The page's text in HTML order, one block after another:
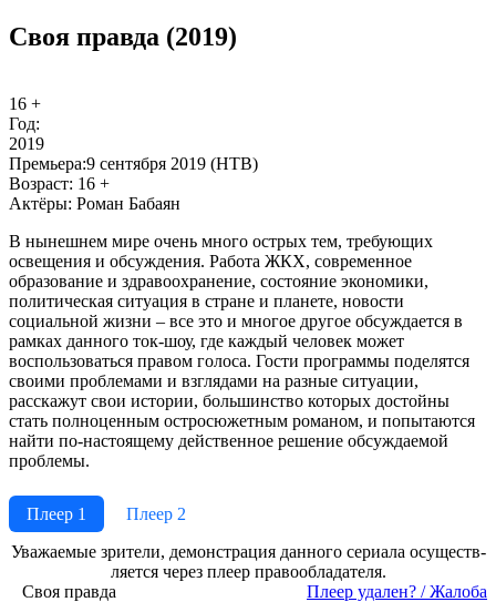
Своя правда (2019)
16 +
Год:
2019
Пре­мье­ра:9 сентября 2019 (НТВ)
Воз­раст: 16 +
Ак­тё­ры: Роман Бабаян
В нынешнем мире очень много острых тем, требующих
освещения и обсуждения. Работа ЖКХ, современное
образование и здравоохранение, состояние экономики,
политическая ситуация в стране и планете, новости
социальной жизни – все это и многое другое обсуждается в
рамках данного ток-шоу, где каждый человек может
воспользоваться правом голоса. Гости программы поделятся
своими проблемами и взглядами на разные ситуации,
расскажут свои истории, большинство которых достойны
стать полноценным остросюжетным романом, и попытаются
найти по-настоящему действенное решение обсуждаемой
проблемы.
Плеер 1
Плеер 2
Ува­жае­мые зри­те­ли, де­мон­ст­ра­ция дан­но­го се­риа­ла осу­ще­ст­в­
ля­ет­ся че­рез пле­ер пра­во­об­ла­да­те­ля.
Своя правда
Пле­ер уда­лен? / Жа­ло­ба